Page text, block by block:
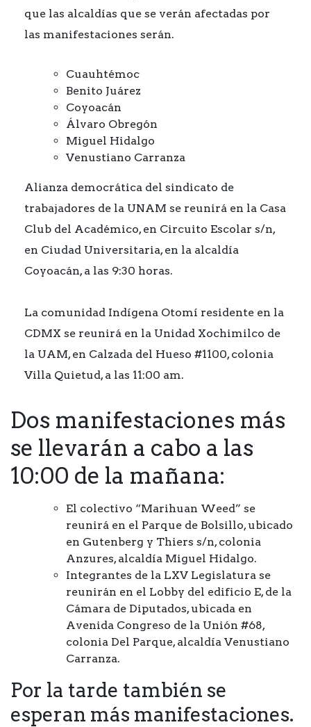
que las alcaldías que se verán afectadas por
las manifestaciones serán.
Cuauhtémoc
Benito Juárez
Coyoacán
Álvaro Obregón
Miguel Hidalgo
Venustiano Carranza
Alianza democrática del sindicato de
trabajadores de la UNAM se reunirá en la Casa
Club del Académico, en Circuito Escolar s/n,
en Ciudad Universitaria, en la alcaldía
Coyoacán, a las 9:30 horas.
La comunidad Indígena Otomí residente en la
CDMX se reunirá en la Unidad Xochimilco de
la UAM, en Calzada del Hueso #1100, colonia
Villa Quietud, a las 11:00 am.
Dos manifestaciones más
se llevarán a cabo a las
10:00 de la mañana:
El colectivo “Marihuan Weed” se
reunirá en el Parque de Bolsillo, ubicado
en Gutenberg y Thiers s/n, colonia
Anzures, alcaldía Miguel Hidalgo.
Integrantes de la LXV Legislatura se
reunirán en el Lobby del edificio E, de la
Cámara de Diputados, ubicada en
Avenida Congreso de la Unión #68,
colonia Del Parque, alcaldía Venustiano
Carranza.
Por la tarde también se
esperan más manifestaciones.